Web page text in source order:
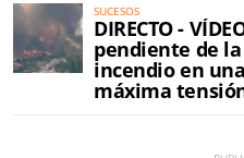
SUCESOS
DIRECTO -
pendiente de
incendio en
máxima